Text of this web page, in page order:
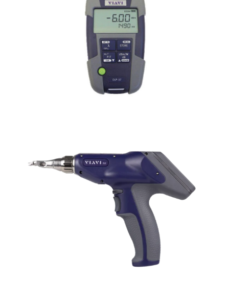
OLP-37
INX-760